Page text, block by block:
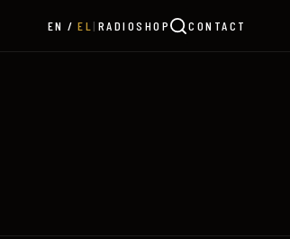
EN EL | RADIOSHOP CONTACT